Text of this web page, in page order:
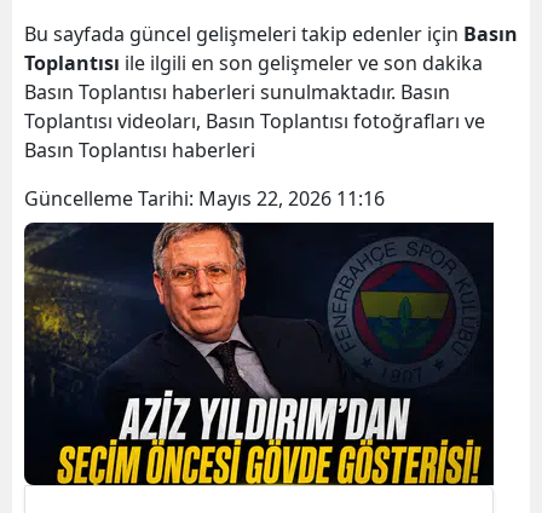
Bu sayfada güncel gelişmeleri takip edenler için Basın
Toplantısı ile ilgili en son gelişmeler ve son dakika
Basın Toplantısı haberleri sunulmaktadır. Basın
Toplantısı videoları, Basın Toplantısı fotoğrafları ve
Basın Toplantısı haberleri
Güncelleme Tarihi: Mayıs 22, 2026 11:16